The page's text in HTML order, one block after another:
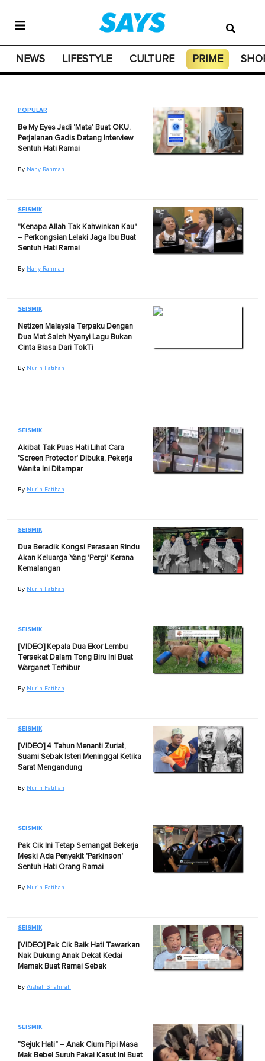
NEWS LIFESTYLE CULTURE PRIME
POPULAR
Be My Eyes Jadi 'Mata' Buat OKU,
Perjalanan Gadis Datang Interview
Sentuh Hati Ramai
By Nany Rahman
SEISMIK
"Kenapa Allah Tak Kahwinkan Kau"
– Perkongsian Lelaki Jaga Ibu Buat
Sentuh Hati Ramai
By Nany Rahman
SEISMIK
Netizen Malaysia Terpaku Dengan
Dua Mat Saleh Nyanyi Lagu Bukan
Cinta Biasa Dari TokTi
By Nurin Fatihah
SEISMIK
Akibat Tak Puas Hati Lihat Cara
'Screen Protector' Dibuka, Pekerja
Wanita Ini Ditampar
By Nurin Fatihah
SEISMIK
Dua Beradik Kongsi Perasaan Rindu
Akan Keluarga Yang 'Pergi' Kerana
Kemalangan
By Nurin Fatihah
SEISMIK
[VIDEO] Kepala Dua Ekor Lembu
Tersekat Dalam Tong Biru Ini Buat
Warganet Terhibur
By Nurin Fatihah
SEISMIK
[VIDEO] 4 Tahun Menanti Zuriat,
Suami Sebak Isteri Meninggal Ketika
Sarat Mengandung
By Nurin Fatihah
SEISMIK
Pak Cik Ini Tetap Semangat Bekerja
Meski Ada Penyakit 'Parkinson'
Sentuh Hati Orang Ramai
By Nurin Fatihah
SEISMIK
[VIDEO] Pak Cik Baik Hati Tawarkan
Nak Dukung Anak Dekat Kedai
Mamak Buat Ramai Sebak
By Aishah Shahirah
SEISMIK
"Sejuk Hati" – Anak Cium Pipi Masa
Mak Bebel Suruh Pakai Kasut Ini Buat